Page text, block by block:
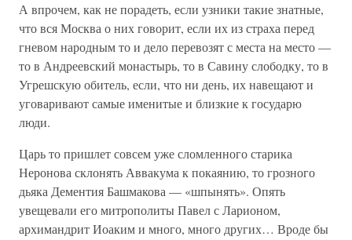
А впрочем, как не порадеть, если узники такие знатные,
что вся Москва о них говорит, если их из страха перед
гневом народным то и дело перевозят с места на место —
то в Андреевский монастырь, то в Савину слободку, то в
Угрешскую обитель, если, что ни день, их навещают и
уговаривают самые именитые и близкие к государю
люди.
Царь то пришлет совсем уже сломленного старика
Неронова склонять Аввакума к покаянию, то грозного
дьяка Дементия Башмакова — «шпынять». Опять
увещевали его митрополиты Павел с Ларионом,
архимандрит Иоаким и много, много других… Вроде бы